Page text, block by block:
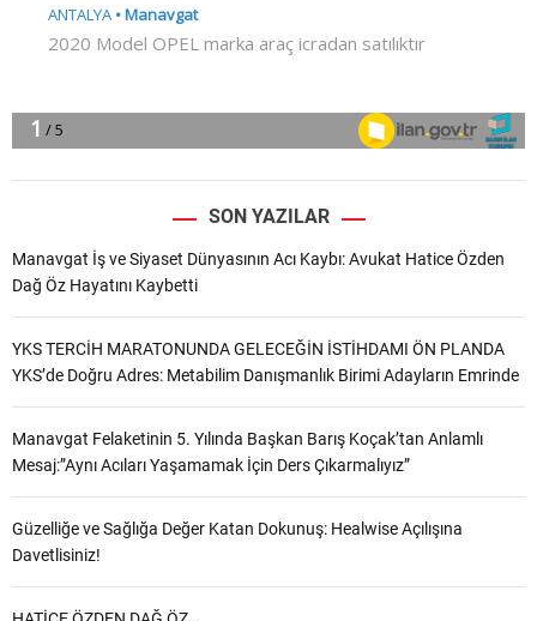
SON YAZILAR
Manavgat İş ve Siyaset Dünyasının Acı Kaybı: Avukat Hatice Özden
Dağ Öz Hayatını Kaybetti
YKS TERCİH MARATONUNDA GELECEĞİN İSTİHDAMI ÖN PLANDA
YKS’de Doğru Adres: Metabilim Danışmanlık Birimi Adayların Emrinde
Manavgat Felaketinin 5. Yılında Başkan Barış Koçak’tan Anlamlı
Mesaj:”Aynı Acıları Yaşamamak İçin Ders Çıkarmalıyız”
Güzelliğe ve Sağlığa Değer Katan Dokunuş: Healwise Açılışına
Davetlisiniz!